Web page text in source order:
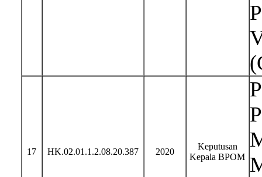
17 HK.02.01.1.2.08.20.387 2020
Keputusan
Kepala BPOM